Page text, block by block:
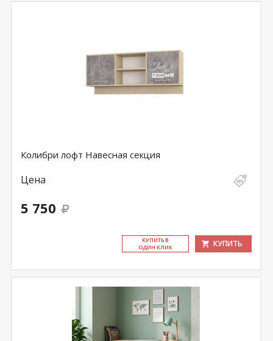
Колибри лофт Навесная секция
Цена
5 750
КУ­ПИТЬ В
ОДИН КЛИК
КУПИТЬ